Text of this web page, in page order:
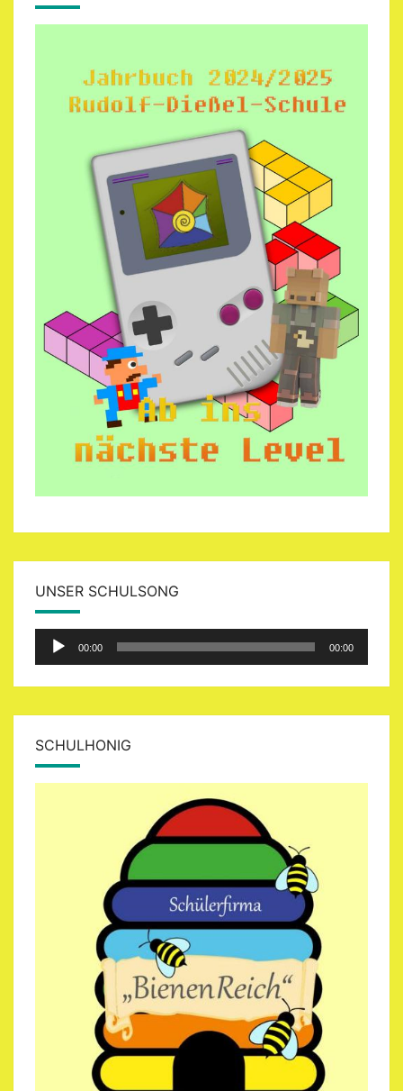
UNSER SCHULSONG
Audio-
Player
00:00 00:00
SCHULHONIG